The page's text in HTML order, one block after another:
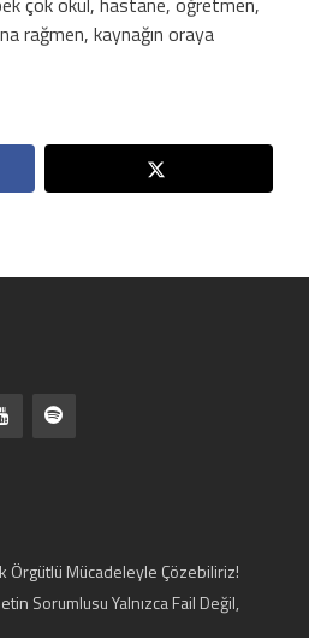
rağmen, kaynağın oraya
Örgütlü Mücadeleyle Çözebiliriz!
Sorumlusu Yalnızca Fail Değil,